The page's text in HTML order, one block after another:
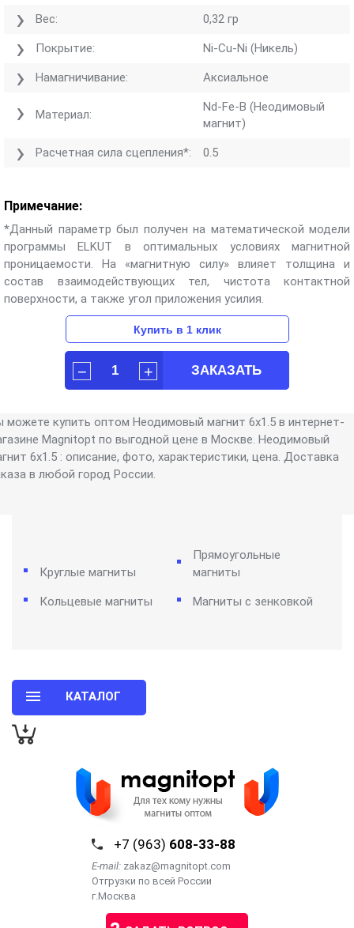
Вес: 0,32 гр
Покрытие: Ni-Cu-Ni (Никель)
Намагничивание: Аксиальное
Материал:
Nd-Fe-B (Неодимовый
магнит)
Расчетная сила сцепления*: 0.5
Примечание:
*Данный параметр был получен на математической модели
программы ELKUT в оптимальных условиях магнитной
проницаемости. На «магнитную силу» влияет толщина и
состав взаимодействующих тел, чистота контактной
поверхности, а также угол приложения усилия.
можете купить оптом Неодимовый магнит 6х1.5 в интернет-
Magnitopt по выгодной цене в Москве. Неодимовый
6х1.5 : описание, фото, характеристики, цена. Доставка
в любой город России.
Круглые магниты
Прямоугольные
магниты
Кольцевые магниты Магниты с зенковкой
КАТАЛОГ
+7 (963) 608-33-88
E-mail: zakaz@magnitopt.com
Отгрузки по всей России
г.Москва